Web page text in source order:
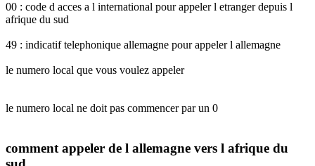
00 : code d acces a l international pour appeler l etranger depuis l
afrique du sud
49 : indicatif telephonique allemagne pour appeler l allemagne
le numero local que vous voulez appeler
le numero local ne doit pas commencer par un 0
comment appeler de l allemagne vers l afrique du